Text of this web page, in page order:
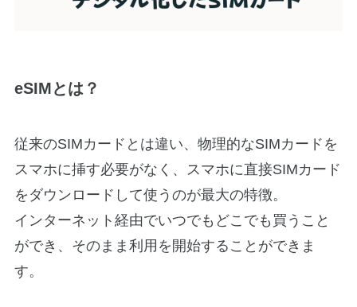
eSIMとは？
従来のSIMカードとは違い、物理的なSIMカードを
スマホに挿す必要がなく、スマホに直接SIMカード
をダウンロードして使うのが最大の特徴。
インターネット経由でいつでもどこでも買うこと
ができ、そのまま利用を開始することができま
す。